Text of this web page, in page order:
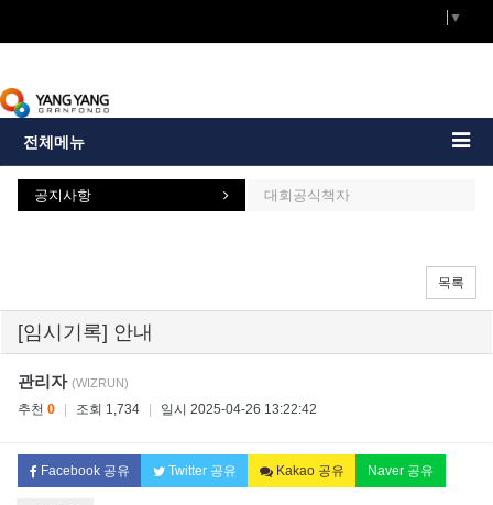
▼
전체메뉴
커뮤니티
공지사항 대회공식책자
목록
[임시기록] 안내
관리자 (WIZRUN)
추천 0 조회 1,734 일시 2025-04-26 13:22:42
Facebook 공유 Twitter 공유 Kakao 공유 Naver 공유